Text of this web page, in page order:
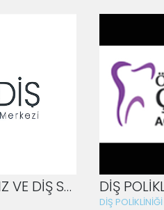
DİŞ POLİKLİNİĞİ / EYRİCE DİŞ AĞIZ VE DİŞ SAĞLIĞI MERKEZİ
DİŞ POLİKLİNİĞİ